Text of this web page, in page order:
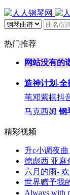
热门推荐
网站没有的
造神计划-全
苇邓紫棋抖
马克西姆 钢
精彩视频
升c小调夜
德彪西 亚麻
六月的雨-
世界赠予我
Always with